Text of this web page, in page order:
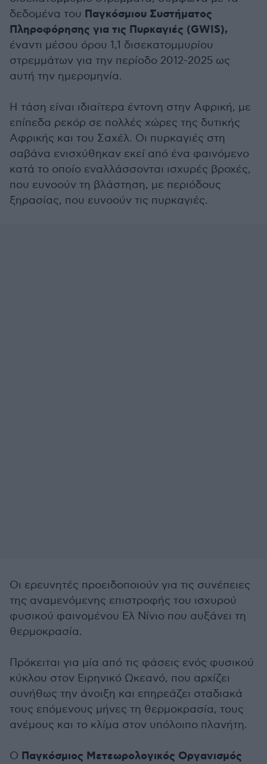
δεδομένα του Παγκόσμιου Συστήματος
Πληροφόρησης για τις Πυρκαγιές (GWIS),
έναντι μέσου όρου 1,1 δισεκατομμυρίου
στρεμμάτων για την περίοδο 2012-2025 ως
αυτή την ημερομηνία.
Η τάση είναι ιδιαίτερα έντονη στην Αφρική, με
επίπεδα ρεκόρ σε πολλές χώρες της δυτικής
Αφρικής και του Σαχέλ. Οι πυρκαγιές στη
σαβάνα ενισχύθηκαν εκεί από ένα φαινόμενο
κατά το οποίο εναλλάσσονται ισχυρές βροχές,
που ευνοούν τη βλάστηση, με περιόδους
ξηρασίας, που ευνοούν τις πυρκαγιές.
Οι ερευνητές προειδοποιούν για τις συνέπειες
της αναμενόμενης επιστροφής του ισχυρού
φυσικού φαινομένου Ελ Νίνιο που αυξάνει τη
θερμοκρασία.
Πρόκειται για μία από τις φάσεις ενός φυσικού
κύκλου στον Ειρηνικό Ωκεανό, που αρχίζει
συνήθως την άνοιξη και επηρεάζει σταδιακά
τους επόμενους μήνες τη θερμοκρασία, τους
ανέμους και το κλίμα στον υπόλοιπο πλανήτη.
Ο Παγκόσμιος Μετεωρολογικός Οργανισμός